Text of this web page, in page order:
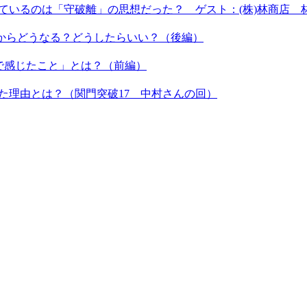
いるのは「守破離」の思想だった？ ゲスト：(株)林商店
どうなる？どうしたらいい？（後編）
じたこと」とは？（前編）
理由とは？（関門突破17 中村さんの回）